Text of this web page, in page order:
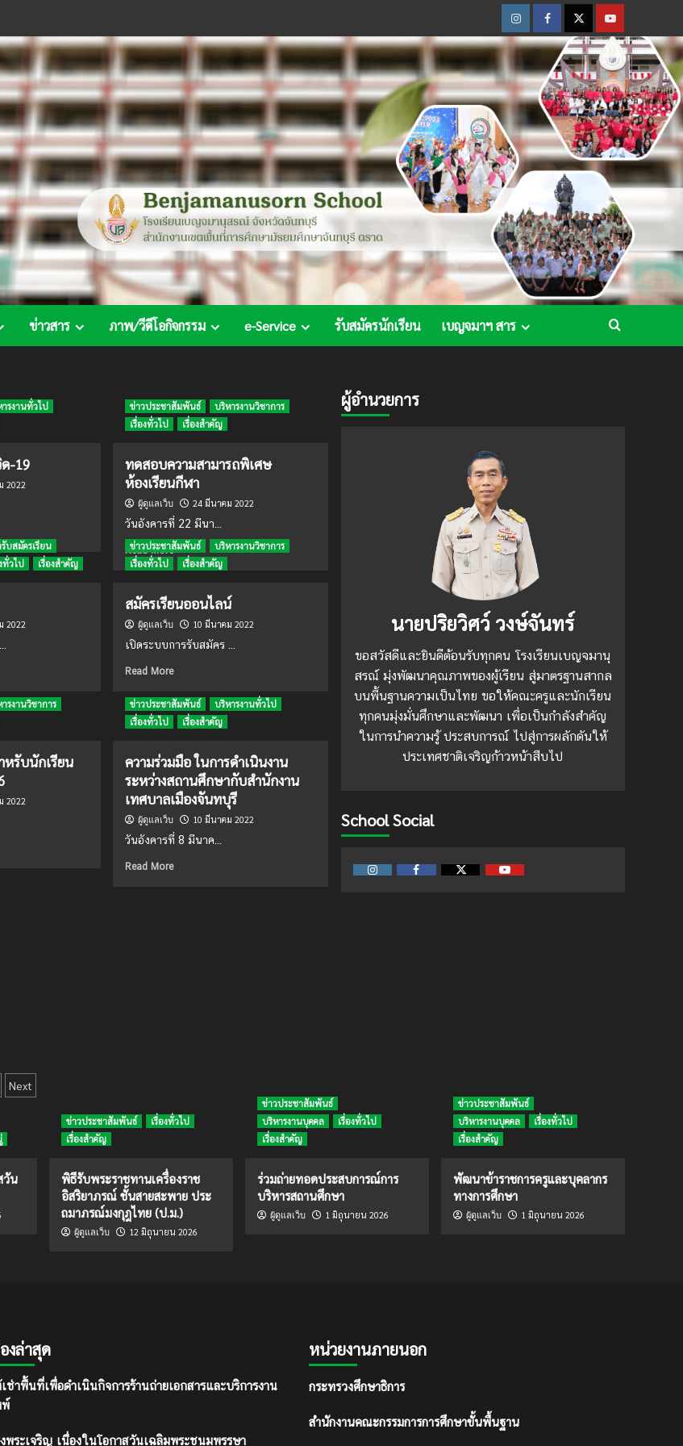
InstagramFacebookTwitterYoutube
ข่าวสาร ภาพ/วีดีโอกิจกรรม e-Service รับสมัครนักเรียน เบญจมาฯ สาร
ารงานทั่วไป
-19
2022
ข่าวประชาสัมพันธ์
บริหารงานวิชาการ
เรื่องทั่วไป
เรื่องสำคัญ
ทดสอบความสามารถพิเศษ
ห้องเรียนกีฬา
ผู้ดูแลเว็บ 24 มีนาคม 2022
วันอังคารที่ 22 มีนา...
Read MoreRead
more
ความ
สามารถ
พิเศษ
กีฬา
บสมัครเรียน
ทั่วไป เรื่องสำคัญ
2022
ข่าวประชาสัมพันธ์
บริหารงานวิชาการ
เรื่องทั่วไป
เรื่องสำคัญ
สมัครเรียนออนไลน์
ผู้ดูแลเว็บ 10 มีนาคม 2022
เปิดระบบการรับสมัคร ...
Read MoreRead
about
สมัคร
เรียน
รงานวิชาการ
หรับนักเรียน
2022
ข่าวประชาสัมพันธ์
บริหารงานทั่วไป
เรื่องทั่วไป
เรื่องสำคัญ
ความร่วมมือ ในการดำเนินงาน
ระหว่างสถานศึกษากับสำนักงาน
เทศบาลเมืองจันทบุรี
ผู้ดูแลเว็บ 10 มีนาคม 2022
วันอังคารที่ 8 มีนาค...
Read MoreRead
Next
ผู้อำนวยการ
นายปริยวิศว์ วงษ์จันทร์
ขอสวัสดีและยินดีต้อนรับทุกคน โรงเรียนเบญจมานุ
สรณ์ มุ่งพัฒนาคุณภาพของผู้เรียน สู่มาตรฐานสากล
บนพื้นฐานความเป็นไทย ขอให้คณะครูและนักเรียน
ทุกคนมุ่งมั่นศึกษาและพัฒนา เพื่อเป็นกำลังสำคัญ
ในการนำความรู้ ประสบการณ์ ไปสู่การผลักดันให้
ประเทศชาติเจริญก้าวหน้าสืบไป
School Social
InstagramFacebookTwitter Youtube
วัน
ข่าวประชาสัมพันธ์
เรื่องทั่วไป
เรื่องสำคัญ
พิธีรับพระราชทานเครื่องราช
อิสริยาภรณ์ ชั้นสายสะพาย ประ
ถมาภรณ์มงกุฎไทย (ป.ม.)
ผู้ดูแลเว็บ 12 มิถุนายน 2026
ข่าวประชาสัมพันธ์
บริหารงานบุคคล
เรื่องทั่วไป
เรื่องสำคัญ
ร่วมถ่ายทอดประสบการณ์การ
บริหารสถานศึกษา
ผู้ดูแลเว็บ 1 มิถุนายน 2026
ข่าวประชาสัมพันธ์
บริหารงานบุคคล
เรื่องทั่วไป
เรื่องสำคัญ
พัฒนาข้าราชการครูและบุคลากร
ทางการศึกษา
ผู้ดูแลเว็บ 1 มิถุนายน 2026
งล่าสุด
ช่าพื้นที่เพื่อดำเนินกิจการร้านถ่ายเอกสารและบริการงาน
พระเจริญ เนื่องในโอกาสวันเฉลิมพระชนมพรรษา
หน่วยงานภายนอก
กระทรวงศึกษาธิการ
สำนักงานคณะกรรมการการศึกษาขั้นพื้นฐาน